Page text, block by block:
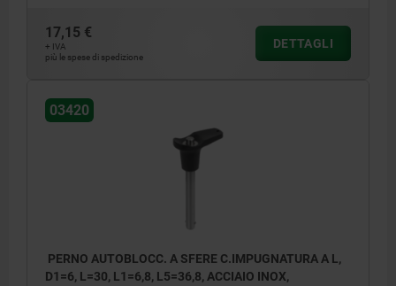
17,15 €
+ IVA
più le spese di spedizione
DETTAGLI
03420
PERNO AUTOBLOCC. A SFERE C.IMPUGNATURA A L,
D1=6, L=30, L1=6,8, L5=36,8, ACCIAIO INOX,